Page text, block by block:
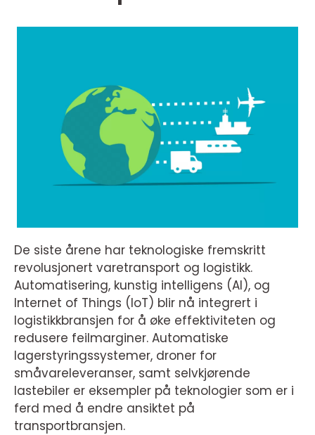
De siste årene har teknologiske fremskritt
revolusjonert varetransport og logistikk.
Automatisering, kunstig intelligens (AI), og
Internet of Things (IoT) blir nå integrert i
logistikkbransjen for å øke effektiviteten og
redusere feilmarginer. Automatiske
lagerstyringssystemer, droner for
småvareleveranser, samt selvkjørende
lastebiler er eksempler på teknologier som er i
ferd med å endre ansiktet på
transportbransjen.